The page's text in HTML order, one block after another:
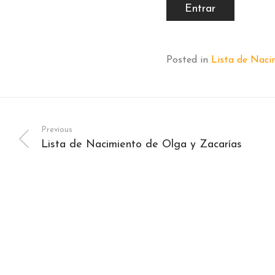
Posted in Lista de
Previous
Lista de Nacimiento de Olga y Zacarías